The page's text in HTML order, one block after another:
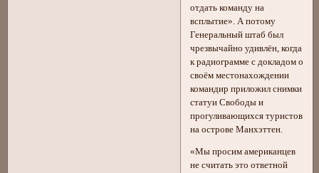
отдать команду на
всплытие». А потому
Генеральный штаб был
чрезвычайно удивлён, когда
к радиограмме с докладом о
своём местонахождении
командир приложил снимки
статуи Свободы и
прогуливающихся туристов
на острове Манхэттен.
«Мы просим американцев
не считать это ответной